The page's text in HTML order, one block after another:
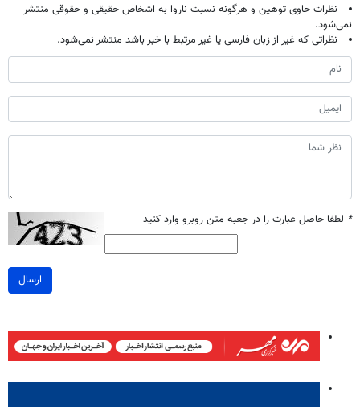
نظرات حاوی توهین و هرگونه نسبت ناروا به اشخاص حقیقی و حقوقی منتشر
نمی‌شود.
نظراتی که غیر از زبان فارسی یا غیر مرتبط با خبر باشد منتشر نمی‌شود.
* لطفا حاصل عبارت را در جعبه متن روبرو وارد کنید
ارسال